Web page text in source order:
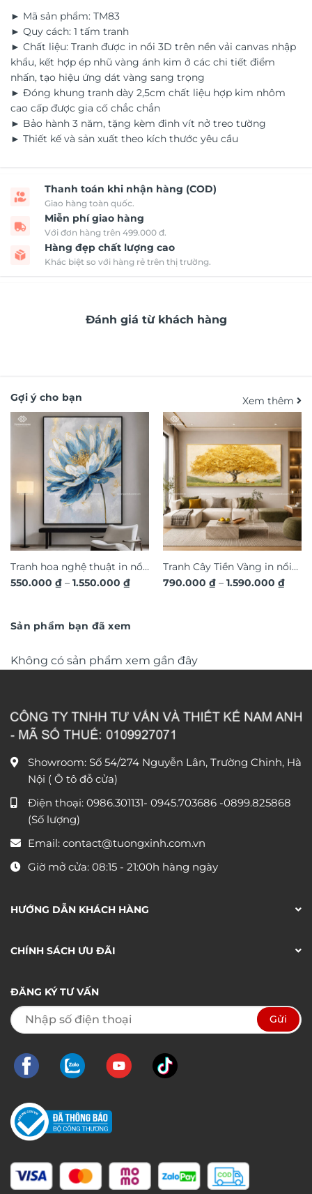
► Mã sản phẩm: TM83
► Quy cách: 1 tấm tranh
► Chất liệu: Tranh được in nổi 3D trên nền vải canvas nhập
khẩu, kết hợp ép nhũ vàng ánh kim ở các chi tiết điểm
nhấn, tạo hiệu ứng dát vàng sang trọng
► Đóng khung tranh dày 2,5cm chất liệu hợp kim nhôm
cao cấp được gia cố chắc chắn
► Bảo hành 3 năm, tặng kèm đinh vít nở treo tường
► Thiết kế và sản xuất theo kích thước yêu cầu
Thanh toán khi nhận hàng (COD)
Giao hàng toàn quốc.
Miễn phí giao hàng
Với đơn hàng trên 499.000 đ.
Hàng đẹp chất lượng cao
Khác biệt so với hàng rẻ trên thị trường.
Đánh giá từ khách hàng
Gợi ý cho bạn Xem thêm
Tranh hoa nghệ thuật in nổi
3D hiệu ứng dát vàng sang
550.000 ₫ – 1.550.000 ₫Khoảng
1.550.000 ₫
Tranh Cây Tiền Vàng in nổi
3D dát vàng ánh kim sang
790.000 ₫ – 1.590.000 ₫
Sản phẩm bạn đã xem
Không có sản phẩm xem gần đây
Showroom: Số 54/274 Nguyễn Lân, Trường Chinh, Hà
Nội ( Ô tô đỗ cửa)
Điện thoại: 0986.301131- 0945.703686 -0899.825868
(Số lượng)
Email: contact@tuongxinh.com.vn
Giờ mở cửa: 08:15 - 21:00h hàng ngày
HƯỚNG DẪN KHÁCH HÀNG
CHÍNH SÁCH ƯU ĐÃI
ĐĂNG KÝ TƯ VẤN